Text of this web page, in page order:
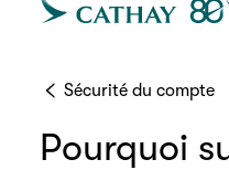
Sécurité du compte
Pourquoi